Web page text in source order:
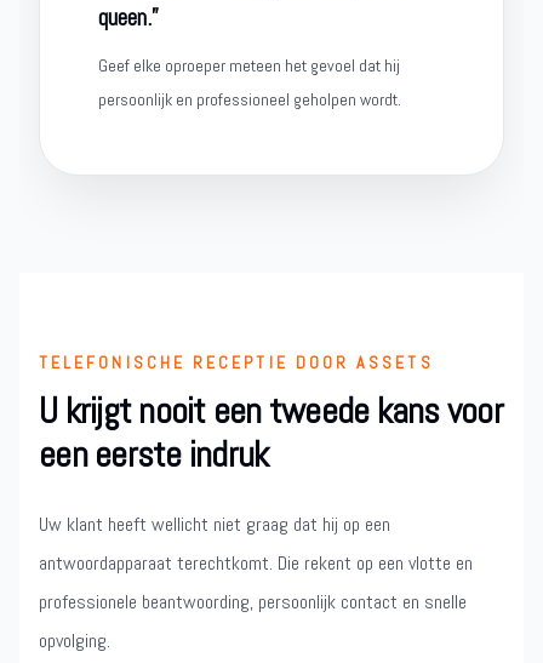
queen.”
Geef elke oproeper meteen het gevoel dat hij
persoonlijk en professioneel geholpen wordt.
TELEFONISCHE RECEPTIE DOOR ASSETS
U krijgt nooit een tweede kans voor
een eerste indruk
Uw klant heeft wellicht niet graag dat hij op een
antwoordapparaat terechtkomt. Die rekent op een vlotte en
professionele beantwoording, persoonlijk contact en snelle
opvolging.